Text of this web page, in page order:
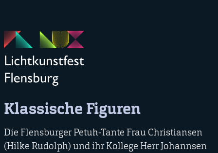
Klassische Figuren
Die Flensburger Petuh-Tante Frau Christiansen
(Hilke Rudolph) und ihr Kollege Herr Johannsen